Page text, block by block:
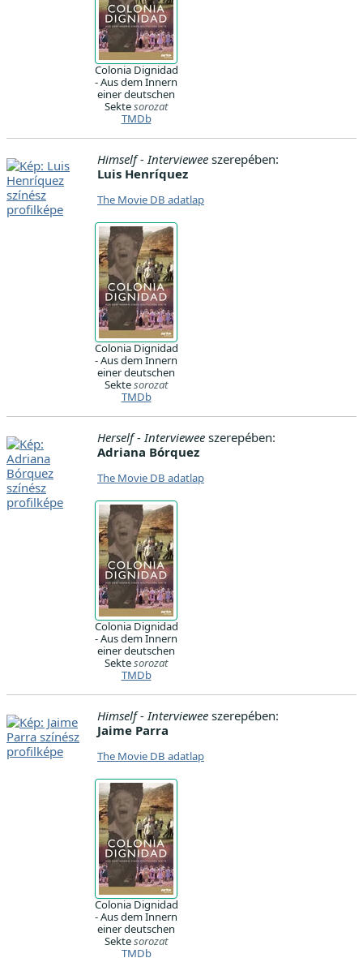
Colonia Dignidad
- Aus dem Innern
einer deutschen
Sektesorozat
TMDb
Himself - Interviewee szerepében:
Luis Henríquez
The Movie DB adatlap
Colonia Dignidad
- Aus dem Innern
einer deutschen
Sektesorozat
TMDb
Herself - Interviewee szerepében:
Adriana Bórquez
The Movie DB adatlap
Colonia Dignidad
- Aus dem Innern
einer deutschen
Sektesorozat
TMDb
Himself - Interviewee szerepében:
Jaime Parra
The Movie DB adatlap
Colonia Dignidad
- Aus dem Innern
einer deutschen
Sektesorozat
TMDb